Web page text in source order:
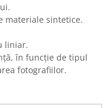
materiale sintetice.
liniar.
în funcție de tipul
fotografiilor.